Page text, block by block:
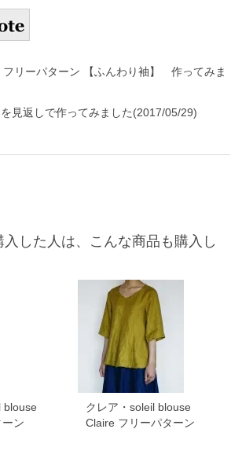
フリーパターン 【ふんわり袖】 作ってみま
見返しで作ってみました(2017/05/29)
入した人は、こんな商品も購入し
blouse
ン
クレア・soleil blouse
Claire フリーパターン